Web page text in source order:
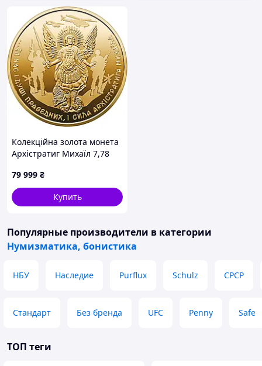
Колекційна золота монета
Архістратиг Михаїл 7,78
79 999 ₴
Купить
Популярные производители в категории
Нумизматика, бонистика
НБУ Наследие Purflux Schulz СРСР
Стандарт Без бренда UFC Penny Safe
ТОП теги